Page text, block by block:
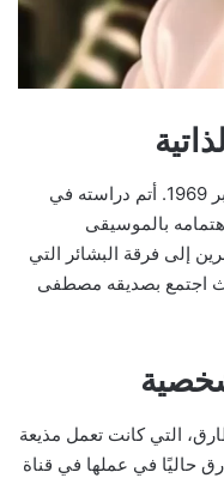
وُلد بـلال الكبيسي في بغداد في 15 نوفمبر 1969. أتم دراسته في
بالموسيقى
إلى فرقة البشائر التي
اجتمع بصديقه مصطفى
التي كانت تعمل مذيعة
حاليًا في عملها في قناة